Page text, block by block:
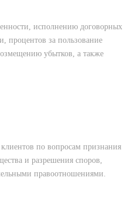
исполнению договорных
процентов за пользование
убытков, а также
клиентов по вопросам признания
и разрешения споров,
правоотношениями.